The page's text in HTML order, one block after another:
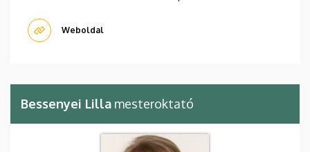
Weboldal
Bessenyei Lilla mesteroktató